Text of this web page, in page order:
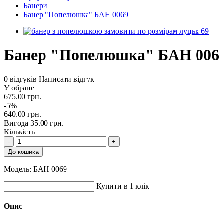
Банери
Банер "Попелюшка" БАН 0069
Банер "Попелюшка" БАН
0 відгуків Написати відгук
У обране
675.00 грн.
-5%
640.00 грн.
Вигода 35.00 грн.
Кількість
-
+
До кошика
Модель: БАН 0069
Купити в 1 клік
Опис